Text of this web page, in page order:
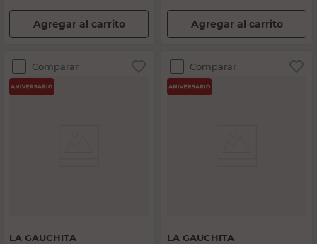
Agregar al carrito Agregar al carrito
Comparar
LA GAUCHITA
Comparar
LA GAUCHITA